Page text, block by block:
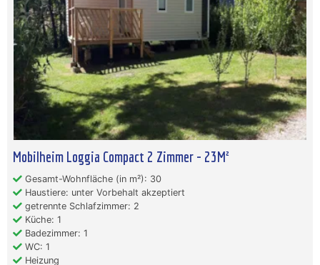
Mobilheim Loggia Compact 2 Zimmer - 23M²
Gesamt-Wohnfläche (in m²): 30
Haustiere: unter Vorbehalt akzeptiert
getrennte Schlafzimmer: 2
Küche: 1
Badezimmer: 1
WC: 1
Heizung